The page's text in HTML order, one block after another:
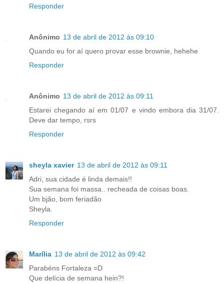
Responder
Anônimo 13 de abril de 2012 às 09:10
Quando eu for aí quero provar esse brownie, hehehe
Responder
Anônimo 13 de abril de 2012 às 09:11
Estarei chegando aí em 01/07 e vindo embora dia 31/07.
Deve dar tempo, rsrs
Responder
sheyla xavier 13 de abril de 2012 às 09:11
Adri, sua cidade é linda demais!!
Sua semana foi massa.. recheada de coisas boas.
Um bjão, bom feriadão
Sheyla.
Responder
Marília 13 de abril de 2012 às 09:42
Parabéns Fortaleza =D
Que delícia de semana hein?!